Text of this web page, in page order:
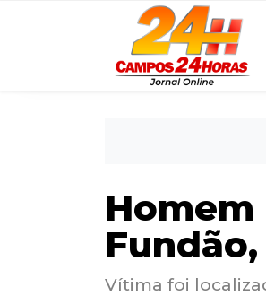
Vítima foi